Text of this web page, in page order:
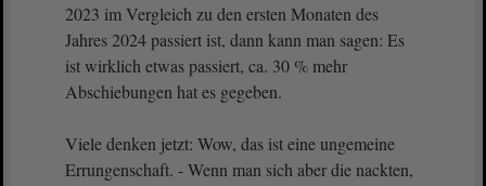
2023 im Vergleich zu den ersten Monaten des
Jahres 2024 passiert ist, dann kann man sagen: Es
ist wirklich etwas passiert, ca. 30 % mehr
Abschiebungen hat es gegeben.
Viele denken jetzt: Wow, das ist eine ungemeine
Errungenschaft. - Wenn man sich aber die nackten,